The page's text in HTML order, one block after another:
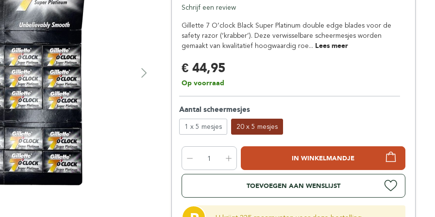
Floris London
Gentlemen's Tonic
Giesen & Forsthoff
Gillette
Henson Shaving
Herold Solingen
Kasho Kai
Simpsons
St. James of London
Schrijf een review
Gillette 7 O’clock Black Super Platinum double edge blades voor de
safety razor (‘krabber’). Deze verwisselbare scheermesjes worden
gemaakt van kwalitatief hoogwaardig roe... Lees meer
€ 44,95
Op voorraad
Aantal scheermesjes
1 x 5 mesjes 20 x 5 mesjes
IN WINKELMANDJE
TOEVOEGEN AAN WENSLIJST